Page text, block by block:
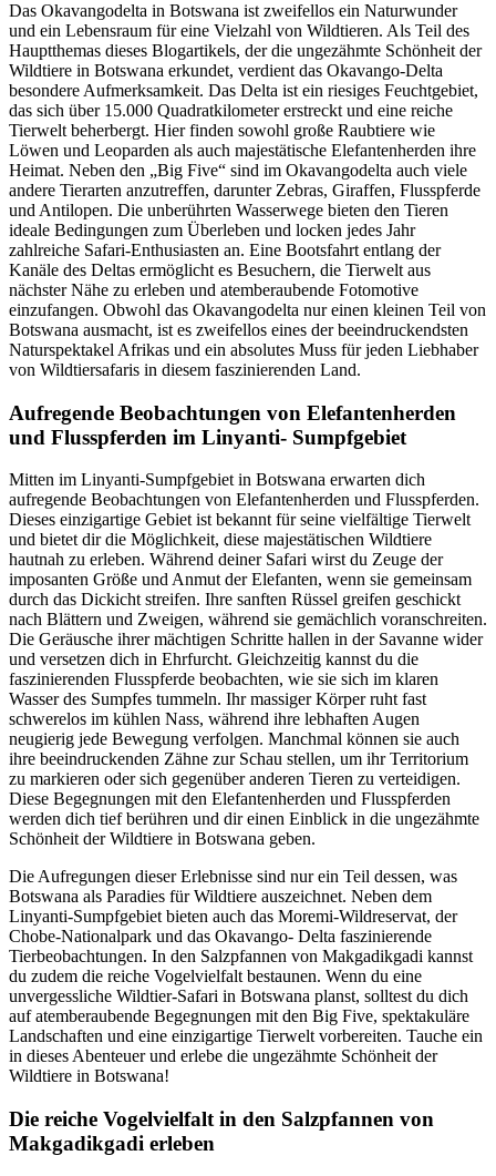
Das Okavangodelta in Botswana ist zweifellos ein Naturwunder
und ein Lebensraum für eine Vielzahl von Wildtieren. Als Teil des
Hauptthemas dieses Blogartikels, der die ungezähmte Schönheit der
Wildtiere in Botswana erkundet, verdient das Okavango-Delta
besondere Aufmerksamkeit. Das Delta ist ein riesiges Feuchtgebiet,
das sich über 15.000 Quadratkilometer erstreckt und eine reiche
Tierwelt beherbergt. Hier finden sowohl große Raubtiere wie
Löwen und Leoparden als auch majestätische Elefantenherden ihre
Heimat. Neben den „Big Five“ sind im Okavangodelta auch viele
andere Tierarten anzutreffen, darunter Zebras, Giraffen, Flusspferde
und Antilopen. Die unberührten Wasserwege bieten den Tieren
ideale Bedingungen zum Überleben und locken jedes Jahr
zahlreiche Safari-Enthusiasten an. Eine Bootsfahrt entlang der
Kanäle des Deltas ermöglicht es Besuchern, die Tierwelt aus
nächster Nähe zu erleben und atemberaubende Fotomotive
einzufangen. Obwohl das Okavangodelta nur einen kleinen Teil von
Botswana ausmacht, ist es zweifellos eines der beeindruckendsten
Naturspektakel Afrikas und ein absolutes Muss für jeden Liebhaber
von Wildtiersafaris in diesem faszinierenden Land.
Aufregende Beobachtungen von Elefantenherden
und Flusspferden im Linyanti- Sumpfgebiet
Mitten im Linyanti-Sumpfgebiet in Botswana erwarten dich
aufregende Beobachtungen von Elefantenherden und Flusspferden.
Dieses einzigartige Gebiet ist bekannt für seine vielfältige Tierwelt
und bietet dir die Möglichkeit, diese majestätischen Wildtiere
hautnah zu erleben. Während deiner Safari wirst du Zeuge der
imposanten Größe und Anmut der Elefanten, wenn sie gemeinsam
durch das Dickicht streifen. Ihre sanften Rüssel greifen geschickt
nach Blättern und Zweigen, während sie gemächlich voranschreiten.
Die Geräusche ihrer mächtigen Schritte hallen in der Savanne wider
und versetzen dich in Ehrfurcht. Gleichzeitig kannst du die
faszinierenden Flusspferde beobachten, wie sie sich im klaren
Wasser des Sumpfes tummeln. Ihr massiger Körper ruht fast
schwerelos im kühlen Nass, während ihre lebhaften Augen
neugierig jede Bewegung verfolgen. Manchmal können sie auch
ihre beeindruckenden Zähne zur Schau stellen, um ihr Territorium
zu markieren oder sich gegenüber anderen Tieren zu verteidigen.
Diese Begegnungen mit den Elefantenherden und Flusspferden
werden dich tief berühren und dir einen Einblick in die ungezähmte
Schönheit der Wildtiere in Botswana geben.
Die Aufregungen dieser Erlebnisse sind nur ein Teil dessen, was
Botswana als Paradies für Wildtiere auszeichnet. Neben dem
Linyanti-Sumpfgebiet bieten auch das Moremi-Wildreservat, der
Chobe-Nationalpark und das Okavango- Delta faszinierende
Tierbeobachtungen. In den Salzpfannen von Makgadikgadi kannst
du zudem die reiche Vogelvielfalt bestaunen. Wenn du eine
unvergessliche Wildtier-Safari in Botswana planst, solltest du dich
auf atemberaubende Begegnungen mit den Big Five, spektakuläre
Landschaften und eine einzigartige Tierwelt vorbereiten. Tauche ein
in dieses Abenteuer und erlebe die ungezähmte Schönheit der
Wildtiere in Botswana!
Die reiche Vogelvielfalt in den Salzpfannen von
Makgadikgadi erleben